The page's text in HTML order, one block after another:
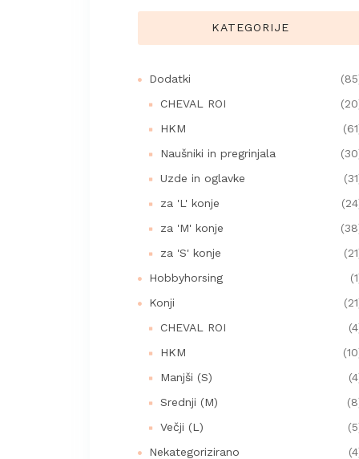
KATEGORIJE
Dodatki
CHEVAL ROI
HKM
Naušniki in pregrinjala
Uzde in oglavke
za 'L' konje
za 'M' konje
za 'S' konje
Hobbyhorsing
Konji
CHEVAL ROI
HKM
Manjši (S)
Srednji (M)
Večji (L)
Nekategorizirano